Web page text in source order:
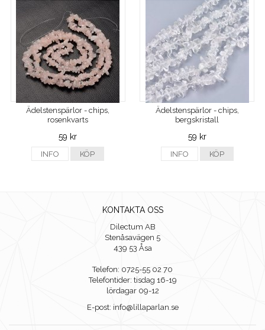
Ädelstenspärlor - chips,
rosenkvarts
59 kr
INFO KÖP
Ädelstenspärlor - chips,
bergskristall
59 kr
INFO KÖP
KONTAKTA OSS
Dilectum AB
Stenåsavägen 5
439 53 Åsa
Telefon: 0725-55 02 70
Telefontider: tisdag 16-19
lördagar 09-12
E-post: info@lillaparlan.se